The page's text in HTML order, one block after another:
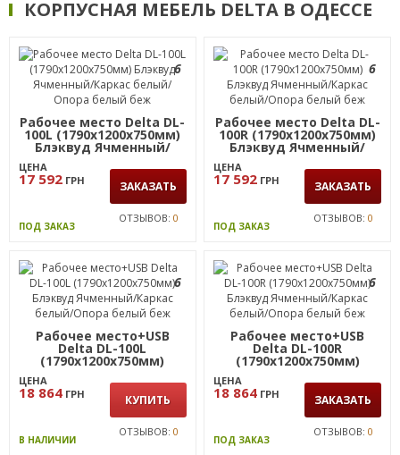
КОРПУСНАЯ МЕБЕЛЬ DELTA В ОДЕССЕ
6
Рабочее место Delta DL-
100L (1790х1200х750мм)
Блэквуд Ячменный/
Каркас белый/Опора
белый беж
ЦЕНА
17 592 ГРН ЗАКАЗАТЬ
ПОД ЗАКАЗ
ОТЗЫВОВ: 0
6
Рабочее место Delta DL-
100R (1790х1200х750мм)
Блэквуд Ячменный/
Каркас белый/Опора
белый беж
ЦЕНА
17 592 ГРН ЗАКАЗАТЬ
ПОД ЗАКАЗ
ОТЗЫВОВ: 0
6
Рабочее место+USB
Delta DL-100L
(1790х1200х750мм)
Блэквуд Ячменный/
Каркас белый/Опора
белый беж
ЦЕНА
18 864 ГРН КУПИТЬ
В НАЛИЧИИ
ОТЗЫВОВ: 0
6
Рабочее место+USB
Delta DL-100R
(1790х1200х750мм)
Блэквуд Ячменный/
Каркас белый/Опора
белый беж
ЦЕНА
18 864 ГРН ЗАКАЗАТЬ
ПОД ЗАКАЗ
ОТЗЫВОВ: 0